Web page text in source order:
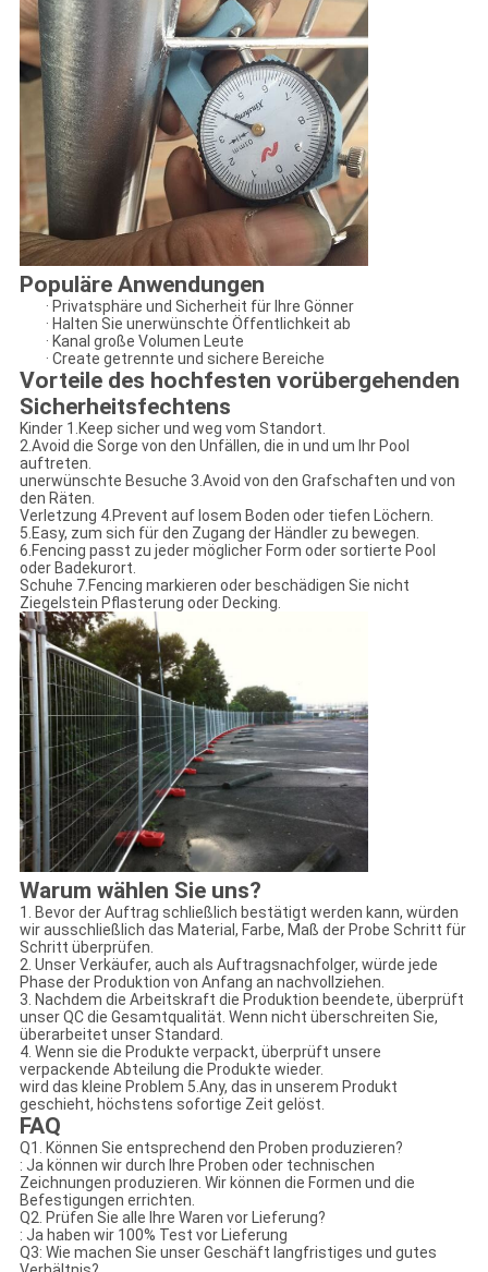
Populäre Anwendungen
· Privatsphäre und Sicherheit für Ihre Gönner
· Halten Sie unerwünschte Öffentlichkeit ab
· Kanal große Volumen Leute
· Create getrennte und sichere Bereiche
Vorteile des hochfesten vorübergehenden
Sicherheitsfechtens
Kinder 1.Keep sicher und weg vom Standort.
2.Avoid die Sorge von den Unfällen, die in und um Ihr Pool
auftreten.
unerwünschte Besuche 3.Avoid von den Grafschaften und von
den Räten.
Verletzung 4.Prevent auf losem Boden oder tiefen Löchern.
5.Easy, zum sich für den Zugang der Händler zu bewegen.
6.Fencing passt zu jeder möglicher Form oder sortierte Pool
oder Badekurort.
Schuhe 7.Fencing markieren oder beschädigen Sie nicht
Ziegelstein Pflasterung oder Decking.
Warum wählen Sie uns?
1. Bevor der Auftrag schließlich bestätigt werden kann, würden
wir ausschließlich das Material, Farbe, Maß der Probe Schritt für
Schritt überprüfen.
2. Unser Verkäufer, auch als Auftragsnachfolger, würde jede
Phase der Produktion von Anfang an nachvollziehen.
3. Nachdem die Arbeitskraft die Produktion beendete, überprüft
unser QC die Gesamtqualität. Wenn nicht überschreiten Sie,
überarbeitet unser Standard.
4. Wenn sie die Produkte verpackt, überprüft unsere
verpackende Abteilung die Produkte wieder.
wird das kleine Problem 5.Any, das in unserem Produkt
geschieht, höchstens sofortige Zeit gelöst.
FAQ
Q1. Können Sie entsprechend den Proben produzieren?
: Ja können wir durch Ihre Proben oder technischen
Zeichnungen produzieren. Wir können die Formen und die
Befestigungen errichten.
Q2. Prüfen Sie alle Ihre Waren vor Lieferung?
: Ja haben wir 100% Test vor Lieferung
Q3: Wie machen Sie unser Geschäft langfristiges und gutes